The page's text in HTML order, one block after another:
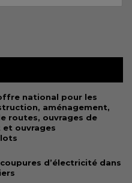
national pour les
aménagement,
routes, ouvrages de
et ouvrages
d’électricité dans